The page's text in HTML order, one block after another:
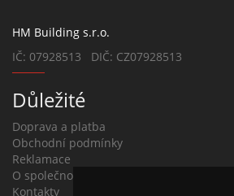
HM Building s.r.o.
IČ: 07928513 DIČ: CZ07928513
Důležité
Doprava a platba
Obchodní podmínky
Reklamace
O společnosti
Kontakty